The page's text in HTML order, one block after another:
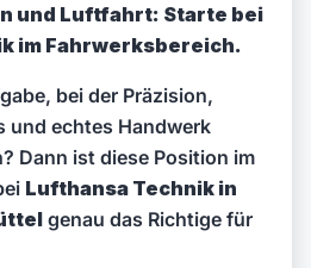
und Luftfahrt: Starte bei
im Fahrwerksbereich.
bei der Präzision,
und echtes Handwerk
Dann ist diese Position im
Lufthansa Technik in
genau das Richtige für